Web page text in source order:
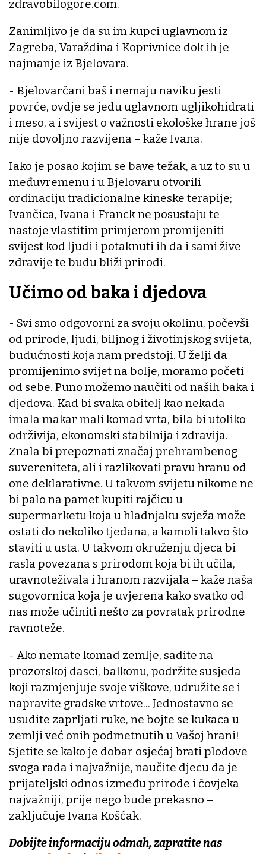
zdravobilogore.com.
Zanimljivo je da su im kupci uglavnom iz
Zagreba, Varaždina i Koprivnice dok ih je
najmanje iz Bjelovara.
- Bjelovarčani baš i nemaju naviku jesti
povrće, ovdje se jedu uglavnom ugljikohidrati
i meso, a i svijest o važnosti ekološke hrane još
nije dovoljno razvijena – kaže Ivana.
Iako je posao kojim se bave težak, a uz to su u
međuvremenu i u Bjelovaru otvorili
ordinaciju tradicionalne kineske terapije;
Ivančica, Ivana i Franck ne posustaju te
nastoje vlastitim primjerom promijeniti
svijest kod ljudi i potaknuti ih da i sami žive
zdravije te budu bliži prirodi.
Učimo od baka i djedova
- Svi smo odgovorni za svoju okolinu, počevši
od prirode, ljudi, biljnog i životinjskog svijeta,
budućnosti koja nam predstoji. U želji da
promijenimo svijet na bolje, moramo početi
od sebe. Puno možemo naučiti od naših baka i
djedova. Kad bi svaka obitelj kao nekada
imala makar mali komad vrta, bila bi utoliko
održivija, ekonomski stabilnija i zdravija.
Znala bi prepoznati značaj prehrambenog
suvereniteta, ali i razlikovati pravu hranu od
one deklarativne. U takvom svijetu nikome ne
bi palo na pamet kupiti rajčicu u
supermarketu koja u hladnjaku svježa može
ostati do nekoliko tjedana, a kamoli takvo što
staviti u usta. U takvom okruženju djeca bi
rasla povezana s prirodom koja bi ih učila,
uravnoteživala i hranom razvijala – kaže naša
sugovornica koja je uvjerena kako svatko od
nas može učiniti nešto za povratak prirodne
ravnoteže.
- Ako nemate komad zemlje, sadite na
prozorskoj dasci, balkonu, podržite susjeda
koji razmjenjuje svoje viškove, udružite se i
napravite gradske vrtove... Jednostavno se
usudite zaprljati ruke, ne bojte se kukaca u
zemlji već onih podmetnutih u Vašoj hrani!
Sjetite se kako je dobar osjećaj brati plodove
svoga rada i najvažnije, naučite djecu da je
prijateljski odnos između prirode i čovjeka
najvažniji, prije nego bude prekasno –
zaključuje Ivana Košćak.
Dobijte informaciju odmah, zapratite nas